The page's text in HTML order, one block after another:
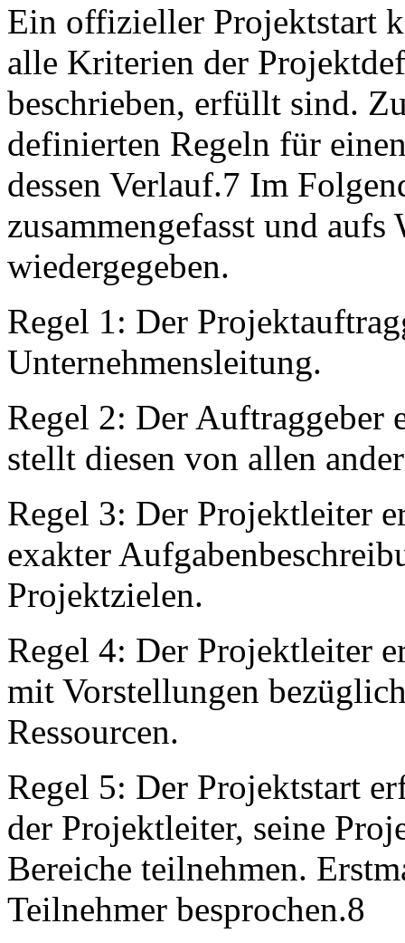
Ein offizieller Projektstart
alle Kriterien der
beschrieben, erfüllt sind.
definierten Regeln für
dessen Verlauf.7 Im
zusammengefasst und
wiedergegeben.
Regel 1: Der
Unternehmensleitung.
Regel 2: Der Auftraggeber
stellt diesen von allen
Regel 3: Der Projektleiter
exakter
Projektzielen.
Regel 4: Der Projektleiter
mit Vorstellungen
Ressourcen.
Regel 5: Der Projektstart
der Projektleiter, seine
Bereiche teilnehmen.
Teilnehmer besprochen.8